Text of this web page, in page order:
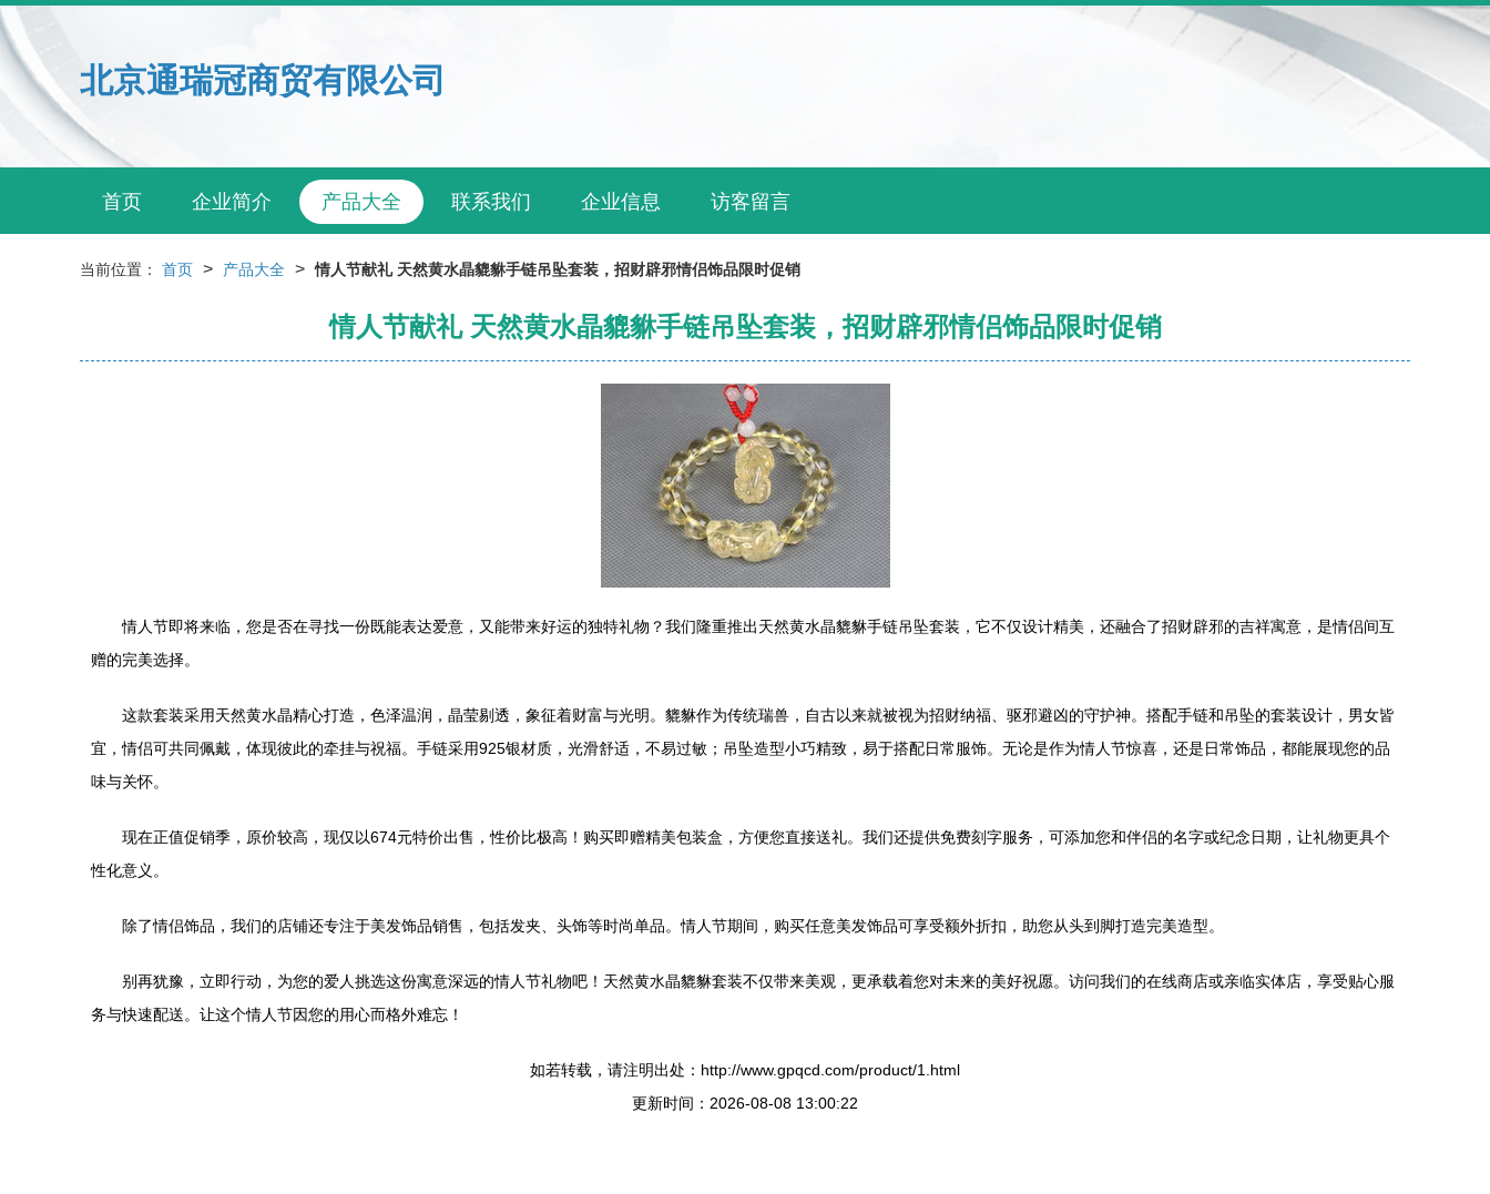
北京通瑞冠商贸有限公司
首页 企业简介 产品大全 联系我们 企业信息 访客留言
当前位置： 首页 > 产品大全 > 情人节献礼 天然黄水晶貔貅手链吊坠套装，招财辟邪情侣饰品限时促销
情人节献礼 天然黄水晶貔貅手链吊坠套装，招财辟邪情侣饰品限时促销
情人节即将来临，您是否在寻找一份既能表达爱意，又能带来好运的独特礼物？我们隆重推出天然黄水晶貔貅手链吊坠套装，它不仅设计精美，还融合了招财辟邪的吉祥寓意，是情侣间互
赠的完美选择。
这款套装采用天然黄水晶精心打造，色泽温润，晶莹剔透，象征着财富与光明。貔貅作为传统瑞兽，自古以来就被视为招财纳福、驱邪避凶的守护神。搭配手链和吊坠的套装设计，男女皆
宜，情侣可共同佩戴，体现彼此的牵挂与祝福。手链采用925银材质，光滑舒适，不易过敏；吊坠造型小巧精致，易于搭配日常服饰。无论是作为情人节惊喜，还是日常饰品，都能展现您的品
味与关怀。
现在正值促销季，原价较高，现仅以674元特价出售，性价比极高！购买即赠精美包装盒，方便您直接送礼。我们还提供免费刻字服务，可添加您和伴侣的名字或纪念日期，让礼物更具个
性化意义。
除了情侣饰品，我们的店铺还专注于美发饰品销售，包括发夹、头饰等时尚单品。情人节期间，购买任意美发饰品可享受额外折扣，助您从头到脚打造完美造型。
别再犹豫，立即行动，为您的爱人挑选这份寓意深远的情人节礼物吧！天然黄水晶貔貅套装不仅带来美观，更承载着您对未来的美好祝愿。访问我们的在线商店或亲临实体店，享受贴心服
务与快速配送。让这个情人节因您的用心而格外难忘！
如若转载，请注明出处：http://www.gpqcd.com/product/1.html
更新时间：2026-08-08 13:00:22